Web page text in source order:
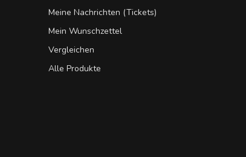
Meine Nachrichten (Tickets)
Mein Wunschzettel
Vergleichen
Alle Produkte